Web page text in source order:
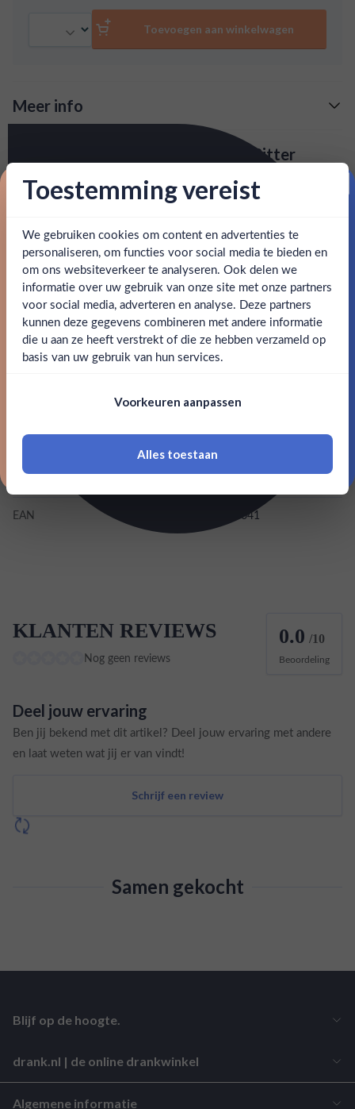
Ben jij 18 jaar of ouder?
Ja Nee
18 jaar of ouder zijn
de beste en fijnste kruiden.
Toevoegen aan winkelwagen
Meer info
artikel vermeld)
Over Tempus Fugit Gran Classico Bitter
een traditionele bitter die gemaakt wordt met de beste en
SPECIFICATIES
Alcohol 28.00%
Allergenen -
Inhoud
Land van herkomst Zwitserland
EAN 7640105020041
KLANTEN REVIEWS
Nog geen reviews
0.0 /10
Beoordeling
Deel jouw ervaring
Ben jij bekend met dit artikel? Deel jouw ervaring met andere
en laat weten wat jij er van vindt!
Schrijf een review
Samen gekocht
drank.nl | de online drankwinkel
Algemene informatie
Blijf op de hoogte.
Toestemming vereist
We gebruiken cookies om content en advertenties te
personaliseren, om functies voor social media te bieden en
om ons websiteverkeer te analyseren. Ook delen we
informatie over uw gebruik van onze site met onze partners
voor social media, adverteren en analyse. Deze partners
kunnen deze gegevens combineren met andere informatie
die u aan ze heeft verstrekt of die ze hebben verzameld op
basis van uw gebruik van hun services.
Voorkeuren aanpassen
Alles toestaan
Proost op je eerste korting!
Schrijf je in en ontvang direct 5% korting op je eerste
bestelling.
Email
Claim mijn korting